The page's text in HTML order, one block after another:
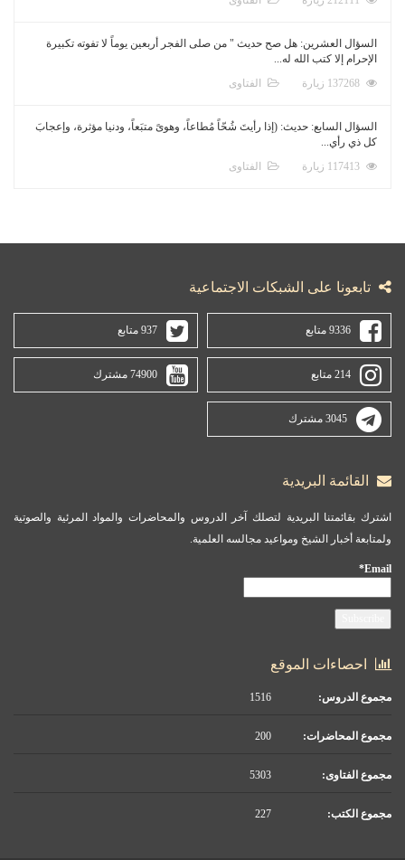
السؤال العشرين: هل صح حديث " من صلى الفجر أربعين يوماً لا تفوته تكبيرة
الإحرام إلا كتب الله له...
الفتاوى
السؤال السابع: حديث: (إذا رأيتَ شُحّاً مُطاعاً، وهوىً متبَعاً، ودنيا مؤثرة، وإعجابَ
كل ذي رأي...
الفتاوى
تابعونا على الشبكات الاجتماعية
9336 متابع 937 متابع
214 متابع 74900 مشترك
3045 مشترك
القائمة البريدية
اشترك بقائمتنا البريدية لتصلك آخر الدروس والمحاضرات والمواد المرئية والصوتية
ولمتابعة أخبار الشيخ ومواعيد مجالسه العلمية.
Email*
احصاءات الموقع
مجموع الدروس:
مجموع المحاضرات:
مجموع الفتاوى:
مجموع الكتب: